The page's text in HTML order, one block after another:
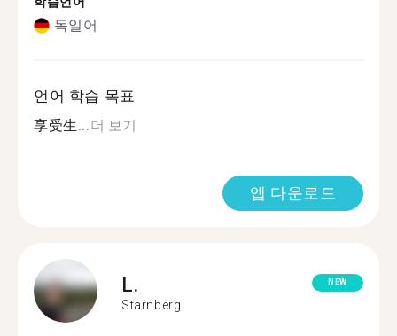
독일어
언어 학습 목표
享受生...더 보기
앱 다운로드
L.
Starnberg
NEW